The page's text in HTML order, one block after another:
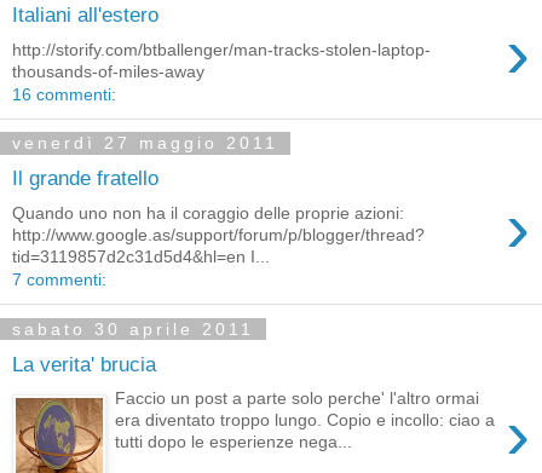
Italiani all'estero ›
http://storify.com/btballenger/man-tracks-stolen-laptop-
thousands-of-miles-away
16 commenti:
venerdì 27 maggio 2011
Il grande fratello
›
Quando uno non ha il coraggio delle proprie azioni:
http://www.google.as/support/forum/p/blogger/thread?
tid=3119857d2c31d5d4&hl=en I...
7 commenti:
sabato 30 aprile 2011
La verita' brucia
›
Faccio un post a parte solo perche' l'altro ormai
era diventato troppo lungo. Copio e incollo: ciao a
tutti dopo le esperienze nega...